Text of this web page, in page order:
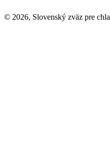
© 2026, Slovenský zväz pre